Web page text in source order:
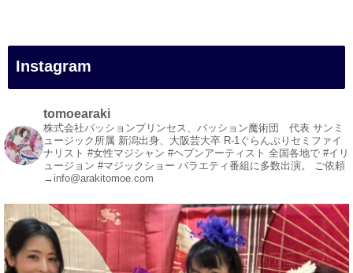
#旅行動画
#一人旅
#観光スポット
#Travel
#ehime
#旅行好きと繋がりたい
1 5 X
Instagram
tomoearaki
株式会社パッションプリンセス、パッション魔術団 代表 サンミ
ュージック所属 新潟出身、大阪芸大卒 R-1ぐらんぷりセミファイ
ナリスト #女性マジシャン #ヘブンアーティスト 全国各地で #イリ
ュージョン #マジックショー バラエティ番組に多数出演。 ご依頼
→info@arakitomoe.com